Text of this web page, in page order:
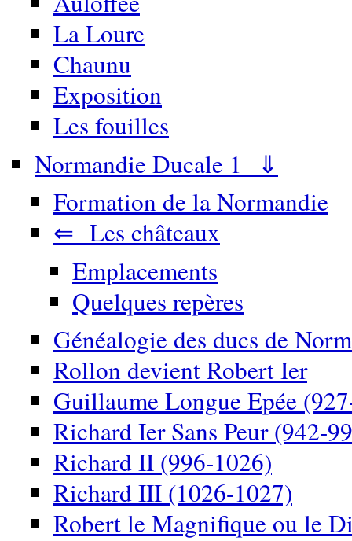
La Loure
Chaunu
Exposition
Les fouilles
Normandie Ducale 1 ⇓
Formation de la Normandie
⇐ Les châteaux
Emplacements
Quelques repères
Généalogie des ducs de
Rollon devient Robert Ier
Guillaume Longue Epée
Richard Ier Sans Peur (942-
Richard II (996-1026)
Richard III (1026-1027)
Robert le Magnifique ou le